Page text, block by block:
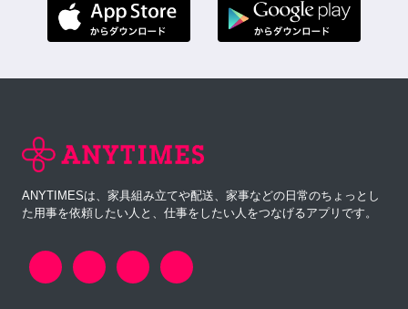
ANYTIMESは、家具組み立てや配送、家事などの日常のちょっとし
た用事を依頼したい人と、仕事をしたい人をつなげるアプリです。